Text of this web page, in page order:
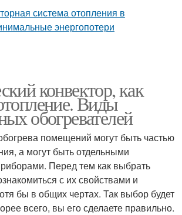
конвектор, как
Виды
обогревателей
помещений могут быть частью
а могут быть отдельными
Перед тем как выбрать
с их свойствами и
бы в общих чертах. Так выбор будет
всего, вы его сделаете правильно.